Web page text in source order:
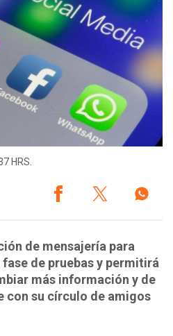
HRS.
de mensajería para
de pruebas y permitirá
más información y de
con su círculo de amigos